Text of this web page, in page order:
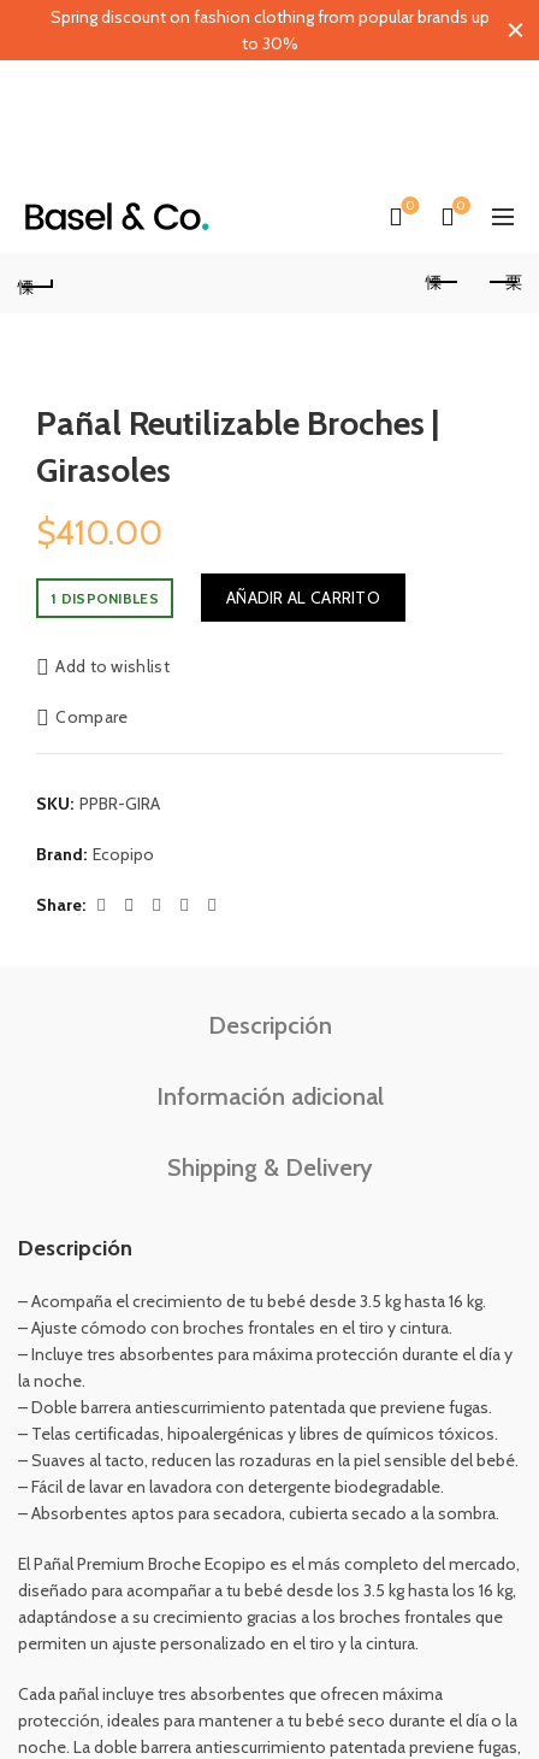
0 0
Pañal Reutilizable Broches |
Girasoles
$410.00
1 DISPONIBLES AÑADIR AL CARRITO
Add to wishlist
Compare
SKU: PPBR-GIRA
Brand: Ecopipo
Share
Descripción
Información adicional
Shipping & Delivery
Descripción
– Acompaña el crecimiento de tu bebé desde 3.5 kg hasta 16 kg.
– Ajuste cómodo con broches frontales en el tiro y cintura.
– Incluye tres absorbentes para máxima protección durante el día y
la noche.
– Doble barrera antiescurrimiento patentada que previene fugas.
– Telas certificadas, hipoalergénicas y libres de químicos tóxicos.
– Suaves al tacto, reducen las rozaduras en la piel sensible del bebé.
– Fácil de lavar en lavadora con detergente biodegradable.
– Absorbentes aptos para secadora, cubierta secado a la sombra.
El Pañal Premium Broche Ecopipo es el más completo del mercado,
diseñado para acompañar a tu bebé desde los 3.5 kg hasta los 16 kg,
adaptándose a su crecimiento gracias a los broches frontales que
permiten un ajuste personalizado en el tiro y la cintura.
Cada pañal incluye tres absorbentes que ofrecen máxima
protección, ideales para mantener a tu bebé seco durante el día o la
noche. La doble barrera antiescurrimiento patentada previene fugas,
Spring discount on fashion clothing from popular brands up
to 30%